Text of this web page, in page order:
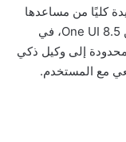
كليًا من مساعدها
الصوتي “بيكسبي” ضمن النسخة التجريبية من One UI 8.5، في
إلى وكيل ذكي
مع المستخدم.